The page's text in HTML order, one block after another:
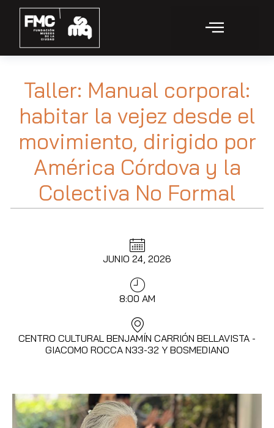
Taller: Manual corporal:
habitar la vejez desde el
movimiento, dirigido por
América Córdova y la
Colectiva No Formal
JUNIO 24, 2026
8:00 AM
CENTRO CULTURAL BENJAMÍN CARRIÓN BELLAVISTA -
GIACOMO ROCCA N33-32 Y BOSMEDIANO